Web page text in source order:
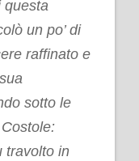
questa
un po’ di
raffinato e
sotto le
travolto in